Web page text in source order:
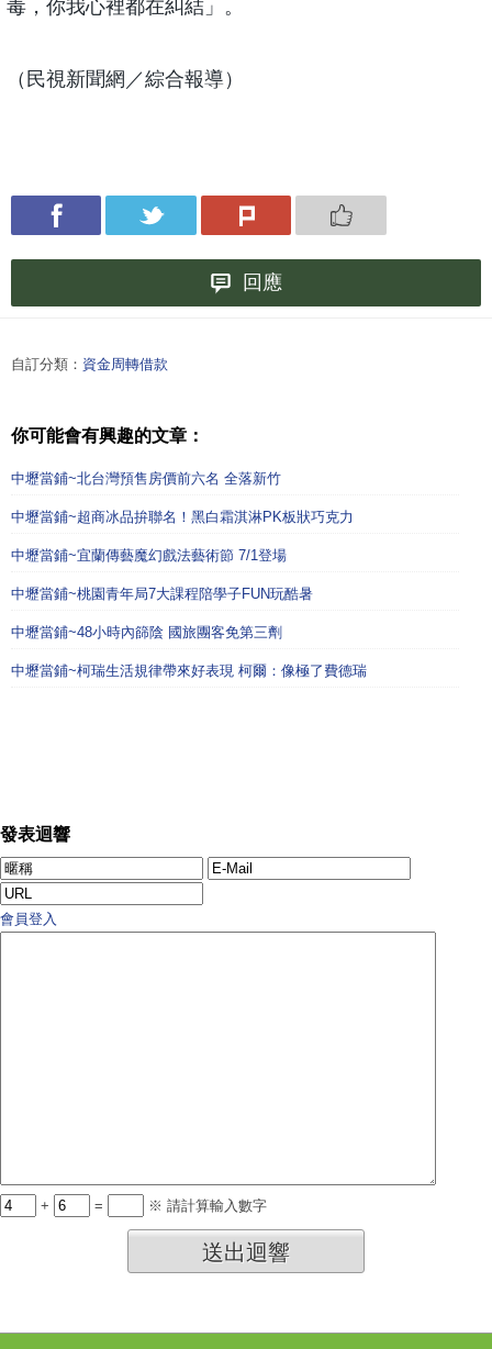
（民視新聞網／綜合報導）
回應
自訂分類： 資金周轉借款
你可能會有興趣的文章：
中壢當鋪~北台灣預售房價前六名 全落新竹
中壢當鋪~超商冰品拚聯名！黑白霜淇淋PK板狀巧克力
中壢當鋪~宜蘭傳藝魔幻戲法藝術節 7/1登場
中壢當鋪~桃園青年局7大課程陪學子FUN玩酷暑
中壢當鋪~48小時內篩陰 國旅團客免第三劑
中壢當鋪~柯瑞生活規律帶來好表現 柯爾：像極了費德瑞
發表迴響
會員登入
+ = ※ 請計算輸入數字
送出迴響